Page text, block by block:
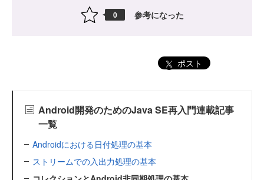
0 参考になった
ポスト
Android開発のためのJava SE再入門連載記事
一覧
Androidにおける日付処理の基本
ストリームでの入出力処理の基本